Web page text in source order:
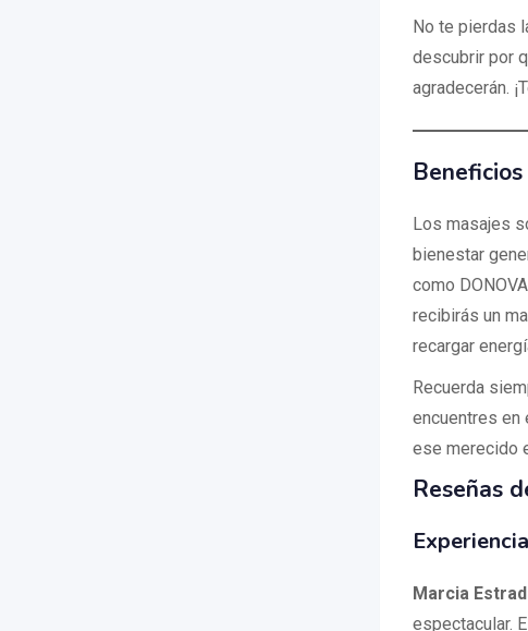
No te pierdas
descubrir por
agradecerán.
Los masajes
bienestar
como
recibirás un
recargar
Recuerda
encuentres en
ese merecido
Reseñas
Marcia
espectacular.